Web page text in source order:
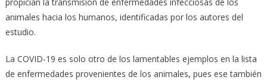
animales hacia los humanos, identificadas por los autores del
estudio.
La COVID-19 es solo otro de los lamentables ejemplos en la lista
de enfermedades provenientes de los animales, pues ese también